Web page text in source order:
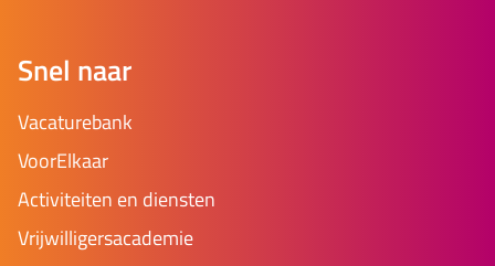
Snel naar
Vacaturebank
VoorElkaar
Activiteiten en diensten
Vrijwilligersacademie